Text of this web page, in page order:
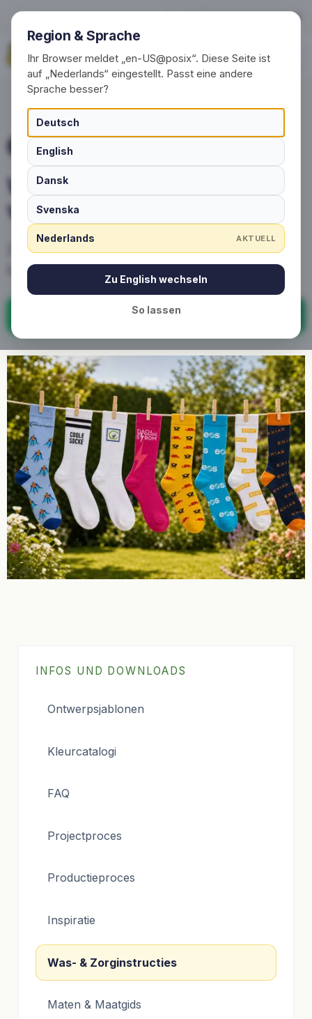
Wasch- en
Region & Sprache
Ihr Browser meldet „en-US@posix“. Diese Seite ist
auf „Nederlands“ eingestellt. Passt eine andere
Sprache besser?
Deutsch
English
Dansk
Svenska
Nederlands AKTUELL
Zu English wechseln
So lassen
+49 (0) 30 / 20 23 68 91-0
Vraag nu aan
VERZORGING VOOR PERSOONLIJKE SOKKEN
Wasch- en
verzorgingsinstructies
Zo blijven uw persoonlijke sokken met logo
lang in vorm – van de was tot de opslag.
Offerte voor bedrijfsokken aanvragen
INFOS UND DOWNLOADS
Ontwerpsjablonen
Kleurcatalogi
FAQ
Projectproces
Productieproces
Inspiratie
Was- & Zorginstructies
Maten & Maatgids